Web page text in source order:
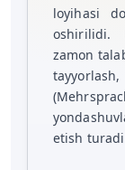
loyihasi
oshirilidi.
zamon
etish